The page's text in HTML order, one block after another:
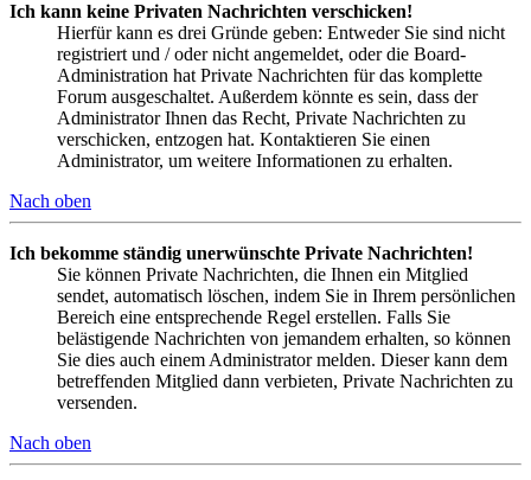
Ich kann keine Privaten Nachrichten verschicken!
Hierfür kann es drei Gründe geben: Entweder Sie sind nicht
registriert und / oder nicht angemeldet, oder die Board-
Administration hat Private Nachrichten für das komplette
Forum ausgeschaltet. Außerdem könnte es sein, dass der
Administrator Ihnen das Recht, Private Nachrichten zu
verschicken, entzogen hat. Kontaktieren Sie einen
Administrator, um weitere Informationen zu erhalten.
Nach oben
Ich bekomme ständig unerwünschte Private Nachrichten!
Sie können Private Nachrichten, die Ihnen ein Mitglied
sendet, automatisch löschen, indem Sie in Ihrem persönlichen
Bereich eine entsprechende Regel erstellen. Falls Sie
belästigende Nachrichten von jemandem erhalten, so können
Sie dies auch einem Administrator melden. Dieser kann dem
betreffenden Mitglied dann verbieten, Private Nachrichten zu
versenden.
Nach oben